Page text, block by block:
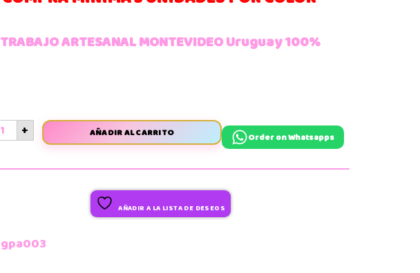
TRABAJO ARTESANAL MONTEVIDEO Uruguay 100%
+ AÑADIR AL CARRITO Order on Whatsapps
AÑADIR A LA LISTA DE DESEOS
gpa003